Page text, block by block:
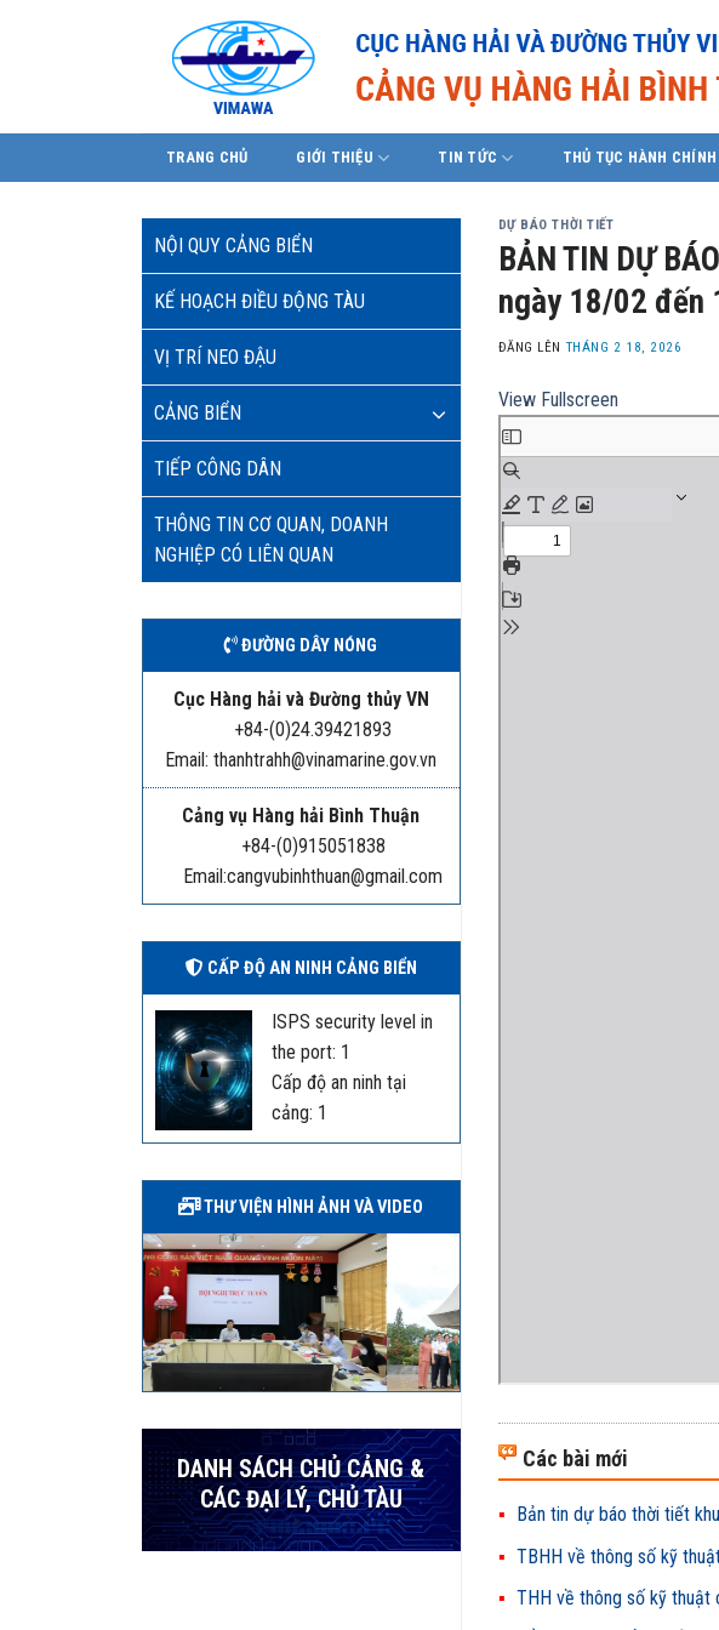
TRANG CHỦ GIỚI THIỆU TIN TỨC THỦ TỤC HÀNH CHÍNH
NỘI QUY CẢNG BIỂN
KẾ HOẠCH ĐIỀU ĐỘNG TÀU
VỊ TRÍ NEO ĐẬU
CẢNG BIỂN
TIẾP CÔNG DÂN
THÔNG TIN CƠ QUAN, DOANH
NGHIỆP CÓ LIÊN QUAN
ĐƯỜNG DÂY NÓNG
Cục Hàng hải và Đường thủy VN
+84-(0)24.39421893
Email: thanhtrahh@vinamarine.gov.vn
Cảng vụ Hàng hải Bình Thuận
+84-(0)915051838
Email:cangvubinhthuan@gmail.com
CẤP ĐỘ AN NINH CẢNG BIỂN
ISPS security level in
the port: 1
Cấp độ an ninh tại
cảng: 1
THƯ VIỆN HÌNH ẢNH VÀ VIDEO
DANH SÁCH CHỦ CẢNG &
CÁC ĐẠI LÝ, CHỦ TÀU
DỰ BÁO THỜI TIẾT
BẢN TIN DỰ
ngày 18/02 đến
ĐĂNG LÊN THÁNG 2 18, 2026
View Fullscreen
Các bài mới
Bản tin dự báo thời tiết
TBHH về thông số kỹ
THH về thông số kỹ thuật